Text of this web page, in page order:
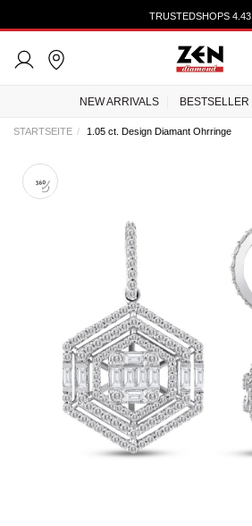
TRUSTEDSHOPS 4.43
NEW ARRIVALS BESTSELLER
STARTSEITE 1.05 ct. Design Diamant Ohrringe